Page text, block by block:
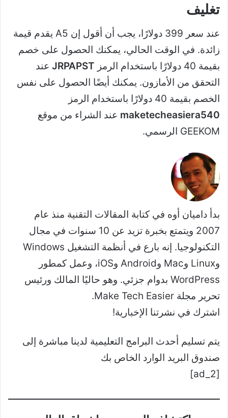
تغليف
عند سعر 399 دولارًا، يجب أن أقول إن A5 يقدم قيمة
زائدة. في الوقت الحالي، يمكنك الحصول على خصم
بقيمة 40 دولارًا باستخدام الرمز
JRPAPST عند
التحقق من الأمازون. يمكنك أيضًا الحصول على نفس
الخصم بقيمة 40 دولارًا باستخدام الرمز
maketecheasiera540 عند الشراء من موقع
GEEKOM الرسمي.
بدأ داميان أوه في كتابة المقالات التقنية منذ عام
2007 ويتمتع بخبرة تزيد عن 10 سنوات في مجال
التكنولوجيا. إنه بارع في أنظمة التشغيل Windows
وLinux وMac وAndroid وiOS، وعمل كمطور
WordPress بدوام جزئي. وهو حاليًا المالك ورئيس
تحرير مجلة Make Tech Easier.
اشترك في نشرتنا الإخبارية!
يتم تسليم أحدث البرامج التعليمية لدينا مباشرة إلى
صندوق البريد الوارد الخاص بك
[ad_2]